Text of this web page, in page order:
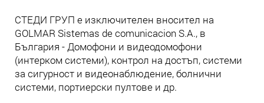
СТЕДИ ГРУП е изключителен вносител на
GOLMAR Sistemas de comunicacion S.A., в
България - Домофони и видеодомофони
(интерком системи), контрол на достъп, системи
за сигурност и видеонаблюдение, болнични
системи, портиерски пултове и др.